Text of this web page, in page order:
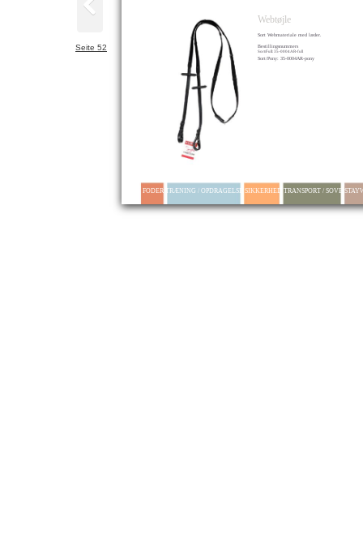
Webtøjle
Sort Webmateriale med læder.
Bestillingsnummers
Sort/Full: 35-0004AR-full
Sort/Pony: 35-0004AR-pony
FODER TRÆNING / OPDRAGELSE SIKKERHED TRANSPORT / SOVE
Seite 52